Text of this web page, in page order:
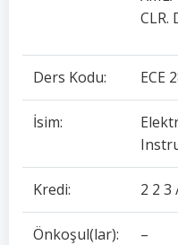
CLR.
Ders Kodu: ECE
İsim:
Kredi: 2 2 3
Önkoşul(lar): –